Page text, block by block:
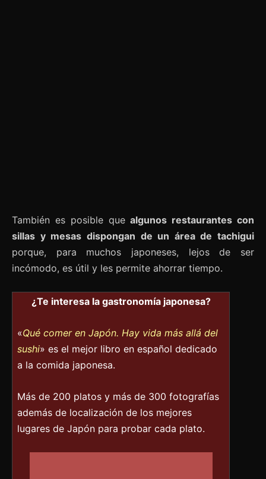
También es posible quealgunos restaurantes con
sillas y mesas dispongan de un área de tachigui
porque, para muchos japoneses, lejos de ser
incómodo, es útil y les permite ahorrar tiempo.
¿Te interesa la gastronomía japonesa?
«Qué comer en Japón. Hay vida más allá del
sushi» es el mejor libro en español dedicado
a la comida japonesa.
Más de 200 platos y más de 300 fotografías
además de localización de los mejores
lugares de Japón para probar cada plato.